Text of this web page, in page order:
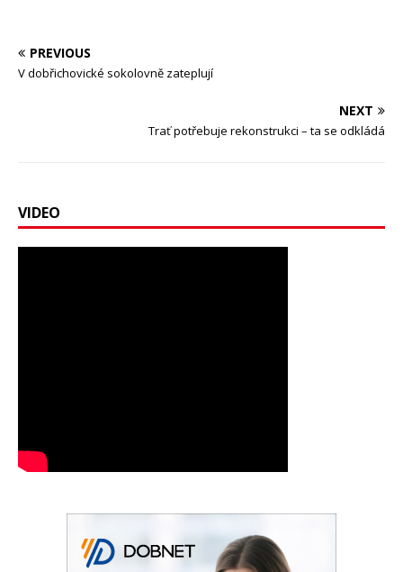
PREVIOUS
V dobřichovické sokolovně zateplují
NEXT
Trať potřebuje rekonstrukci – ta se odkládá
VIDEO